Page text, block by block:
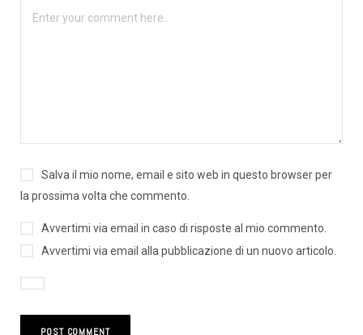
Salva il mio nome, email e sito web in questo browser per
la prossima volta che commento.
Avvertimi via email in caso di risposte al mio commento.
Avvertimi via email alla pubblicazione di un nuovo articolo.